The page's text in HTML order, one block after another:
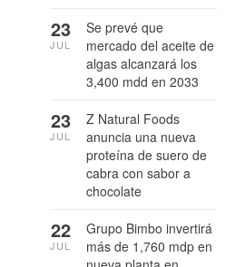
Se prevé que
mercado del aceite de
algas alcanzará los
3,400 mdd en 2033
23
JUL
Z Natural Foods
anuncia una nueva
proteína de suero de
cabra con sabor a
chocolate
23
JUL
Grupo Bimbo invertirá
más de 1,760 mdp en
22
JUL